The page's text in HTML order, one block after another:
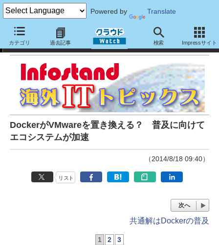
Powered by Translate
カテゴリ 過去記事 検索 Impressサイト
Infostand海外ITトピックス
DockerがVMwareを置き換える？ 普及に向けて
エコシステムが加速
（2014/8/18 09:40）
リスト
次へ
共通解はDockerの普及
1 2 3